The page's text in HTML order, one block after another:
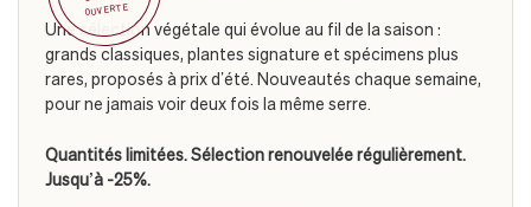
OUVERTE
Une sélection végétale qui évolue au fil de la saison :
grands classiques, plantes signature et spécimens plus
rares, proposés à prix d’été. Nouveautés chaque semaine,
pour ne jamais voir deux fois la même serre.
Quantités limitées. Sélection renouvelée régulièrement.
Jusqu’à -25%.